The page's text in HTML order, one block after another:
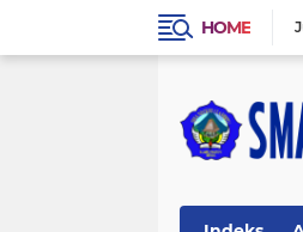
HOME